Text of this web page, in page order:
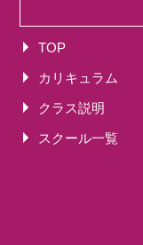
TOP
カリキュラム
クラス説明
スクール一覧